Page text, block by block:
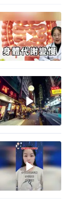
健康中国